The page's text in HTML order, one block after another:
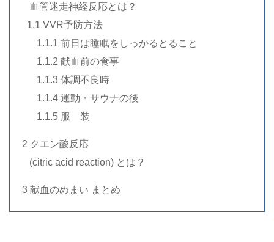
血管迷走神経反応とは？
1.1 VVR予防方法
1.1.1 前日は睡眠をしっかるとること
1.1.2 献血前の食事
1.1.3 体調不良時
1.1.4 運動・サウナの後
1.1.5 服 装
2 クエン酸反応
(citric acid reaction) とは？
3 献血のめまい まとめ